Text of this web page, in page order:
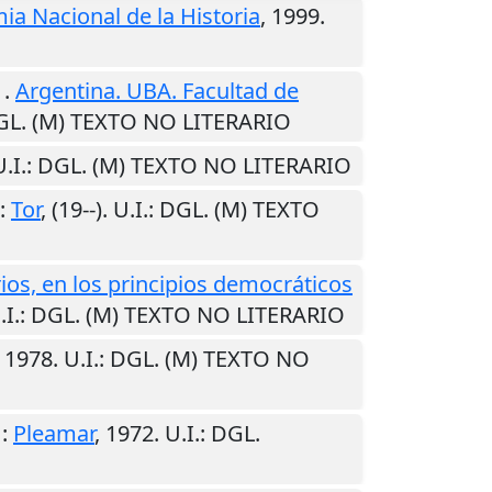
Nacional de la Historia, 1999.
. Argentina. UBA. Facultad de
(M) TEXTO NO LITERARIO
: DGL. (M) TEXTO NO LITERARIO
Tor, (19--). U.I.: DGL. (M) TEXTO
en los principios democráticos
: DGL. (M) TEXTO NO LITERARIO
1978. U.I.: DGL. (M) TEXTO NO
Pleamar, 1972. U.I.: DGL.